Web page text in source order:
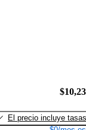
El precio incluye tasas